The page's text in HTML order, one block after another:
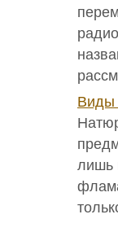
Виды
лишь